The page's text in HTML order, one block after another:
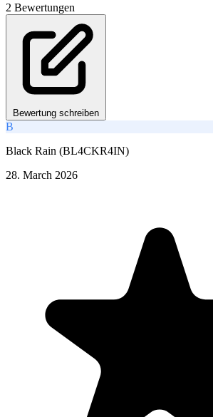
2 Bewertungen
Bewertung schreiben
B
Black Rain (BL4CKR4IN)
28. March 2026